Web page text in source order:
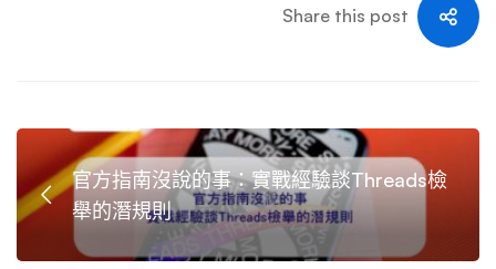
Share this post
官方指南沒說的事：實戰經驗談Threads檢
舉的潛規則